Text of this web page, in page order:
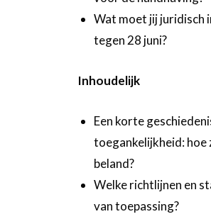
Wat moet jij juridisch
tegen 28 juni?
Inhoudelijk
Een korte
toegankelijkheid: hoe
beland?
Welke richtlijnen en
van toepassing?